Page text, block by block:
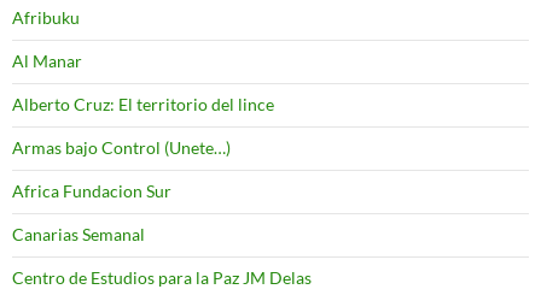
Afribuku
Al Manar
Alberto Cruz: El territorio del lince
Armas bajo Control (Unete…)
Africa Fundacion Sur
Canarias Semanal
Centro de Estudios para la Paz JM Delas